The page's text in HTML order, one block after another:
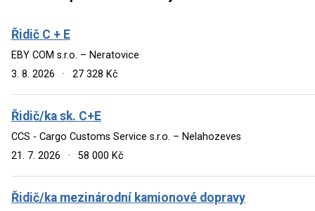
Řidič C + E
EBY COM s.r.o. – Neratovice
3. 8. 2026
· 27 328 Kč
Řidič/ka sk. C+E
CCS - Cargo Customs Service s.r.o. – Nelahozeves
21. 7. 2026
· 58 000 Kč
Řidič/ka mezinárodní kamionové dopravy